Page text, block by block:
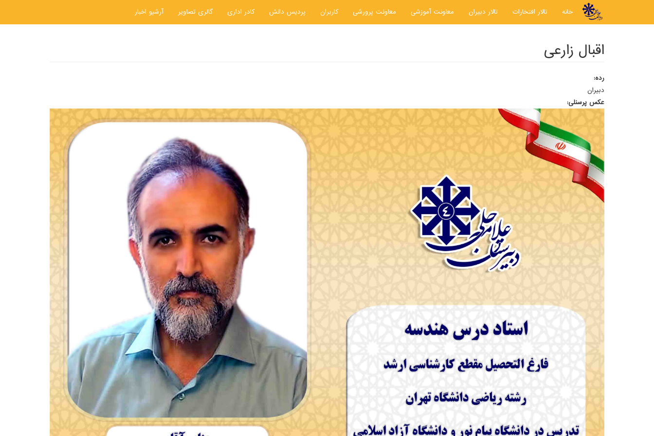
خانه
تالار افتخارات تالار دبیران معاونت آموزشی معاونت پرورشی کاربران پردیس دانش کادر اداری گالری تصاویر آرشیو اخبار
اقبال زارعی
رده:
دبیران
عکس پرسنلی: